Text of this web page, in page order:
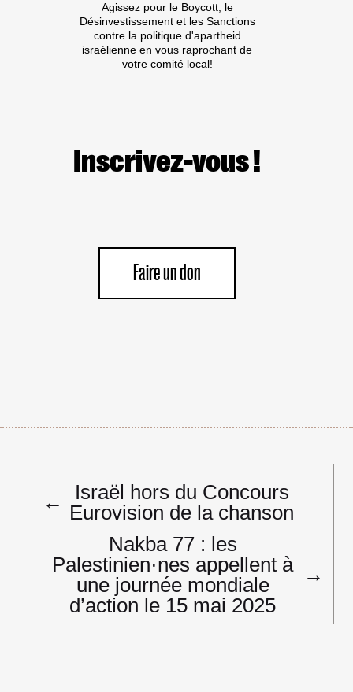
AUX
CRIMINEL·LES
DE
GUERRE
ISRAÉLIEN·NES
OU
CULTURELS
Agissez pour le Boycott, le
Désinvestissement et les Sanctions
contre la politique d'apartheid
israélienne en vous raprochant de
votre comité local!
Inscrivez-vous !
Faire un don
Navigation
de
l’article
←
Israël hors du Concours
Eurovision de la chanson
Nakba 77 : les
Palestinien·nes appellent à
une journée mondiale
d’action le 15 mai 2025
→